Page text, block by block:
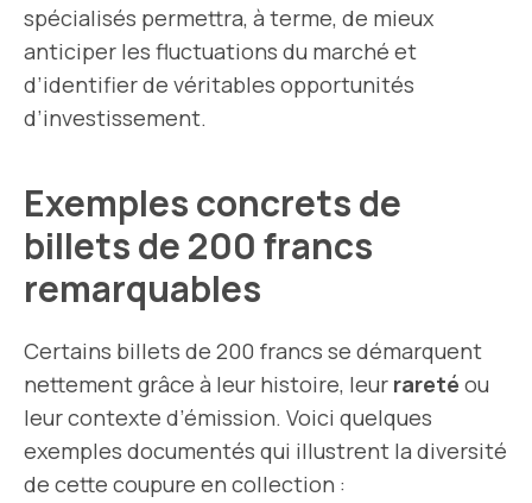
spécialisés permettra, à terme, de mieux
anticiper les fluctuations du marché et
d’identifier de véritables opportunités
d’investissement.
Exemples concrets de
billets de 200 francs
remarquables
Certains billets de 200 francs se démarquent
nettement grâce à leur histoire, leur rareté ou
leur contexte d’émission. Voici quelques
exemples documentés qui illustrent la diversité
de cette coupure en collection :